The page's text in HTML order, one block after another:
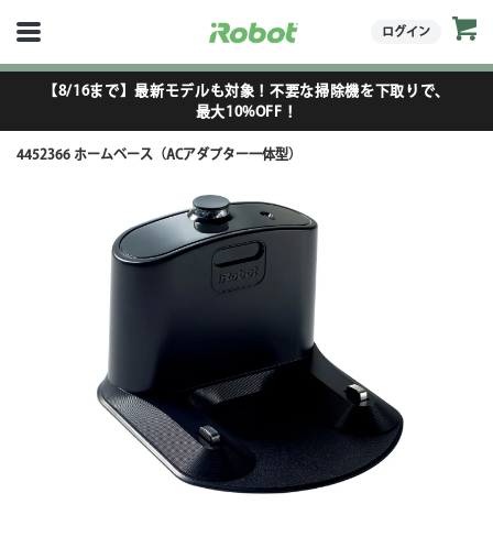
ログイン
【8/16まで】最新モデルも対象！不要な掃除機を下取りで、
最大10%OFF！
4452366 ホームベース（ACアダプター一体型）